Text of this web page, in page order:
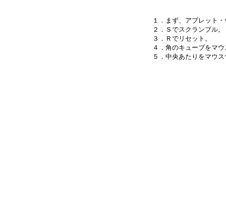
１．まず、アプレット
２．Ｓでスクランブル。
３．Ｒでリセット。
４．角のキューブをマ